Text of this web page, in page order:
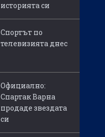
историята си
Спортът по
телевизията днес
Официално:
Спартак Варна
продаде звездата
си